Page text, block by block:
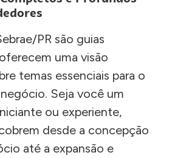
PR são guias
uma visão
temas essenciais para o
Seja você um
ou experiente,
desde a concepção
até a expansão e